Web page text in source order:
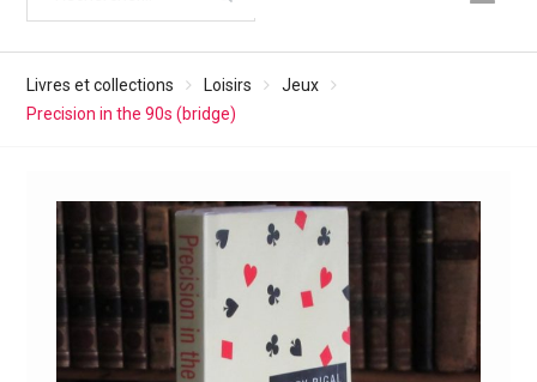
Livres et collections Loisirs
Jeux
Precision in the 90s (bridge)